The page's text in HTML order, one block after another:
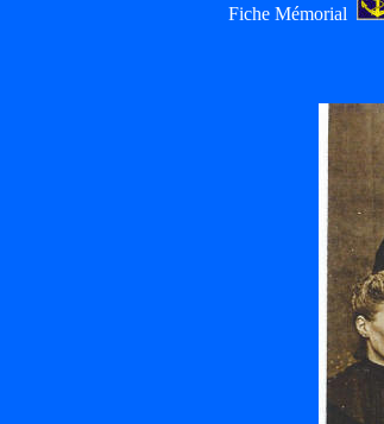
Fiche Mémorial